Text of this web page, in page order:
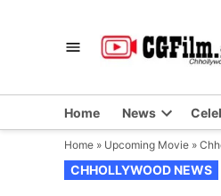
Home News
Home » Upcoming Movie »
POSTED
IN
CHHOLLYWOOD NEWS